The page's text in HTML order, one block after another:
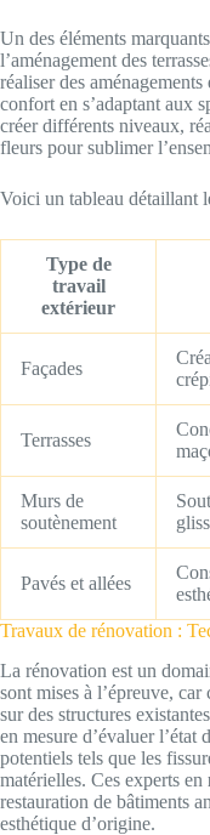
Un des éléments
l’aménagement des
réaliser des
confort en s’adaptant aux
créer différents niveaux,
fleurs pour sublimer
Voici un tableau détaillant
Type de
travail
extérieur
Façades
Terrasses
Murs de
soutènement
Pavés et allées
Travaux de rénovation :
La rénovation est un
sont mises à l’épreuve,
sur des structures
en mesure d’évaluer l’état
potentiels tels que les
matérielles. Ces experts en
restauration de bâtiments
esthétique d’origine.